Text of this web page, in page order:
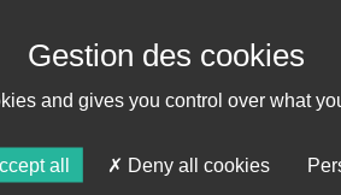
and gives you control over what
all Deny all cookies